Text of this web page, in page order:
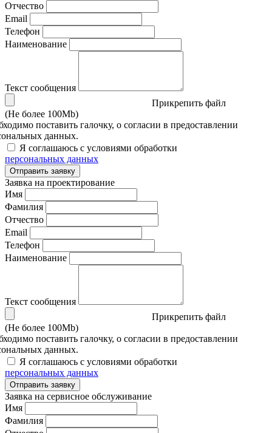
Отчество
Email
Телефон
Наименование
Текст сообщения
Прикрепить файл
(Не более 100Mb)
поставить галочку, о согласии в предоставлении
данных.
Я соглашаюсь с условиями обработки
персональных данных
Отправить заявку
Заявка на проектирование
Имя
Фамилия
Отчество
Email
Телефон
Наименование
Текст сообщения
Прикрепить файл
(Не более 100Mb)
поставить галочку, о согласии в предоставлении
данных.
Я соглашаюсь с условиями обработки
персональных данных
Отправить заявку
Заявка на сервисное обслуживание
Имя
Фамилия